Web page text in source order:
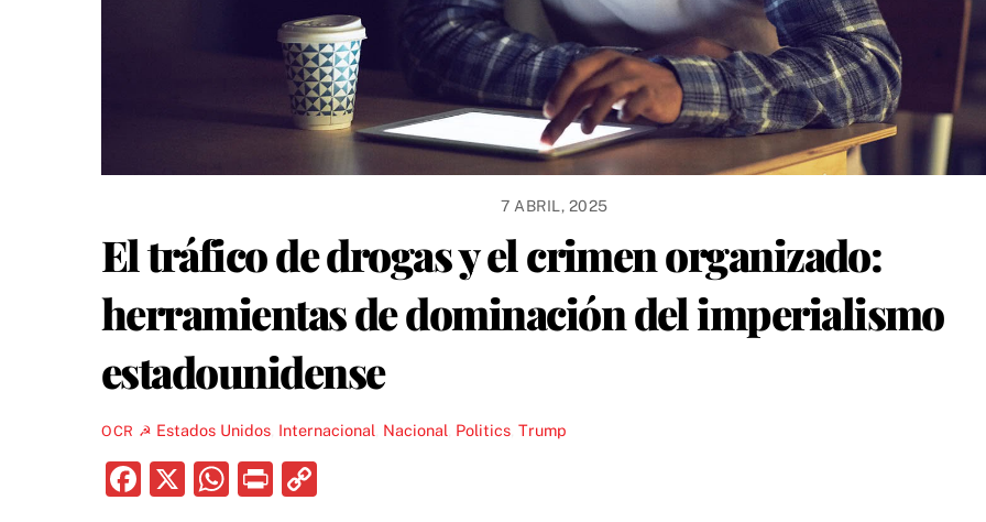
7 ABRIL, 2025
El tráfico de drogas y el crimen organizado:
herramientas de dominación del imperialismo
estadounidense
OCR ☭ Estados Unidos Internacional Nacional Politics ,Trump
F
X
W P